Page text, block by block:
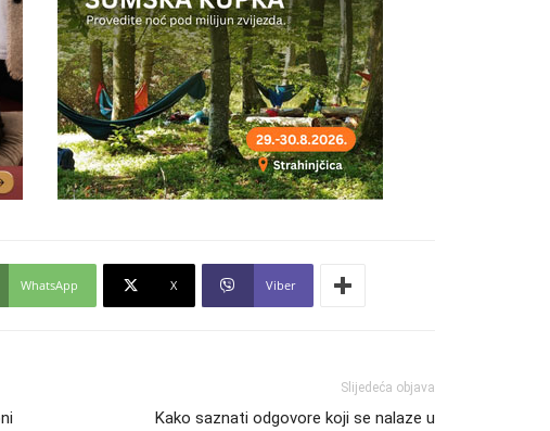
WhatsApp X Viber
Slijedeća objava
Kako saznati odgovore koji se nalaze u